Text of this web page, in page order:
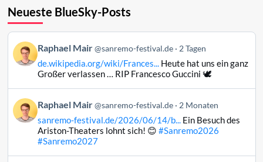
Neueste BlueSky-Posts
Beitrag
von
Raphael
Bluesky
ansehen
Raphael Mair @sanremo-festival.de 2 Tagen
de.wikipedia.org/wiki/Frances...Heute hat uns ein ganz
Großer verlassen … RIP Francesco Guccini 🕊️
Beitrag
von
Raphael
Raphael Mair @sanremo-festival.de 2 Monaten
sanremo-festival.de/2026/06/14/b...Ein Besuch des
Ariston-Theaters lohnt sich! 😊 #Sanremo2026
#Sanremo2027